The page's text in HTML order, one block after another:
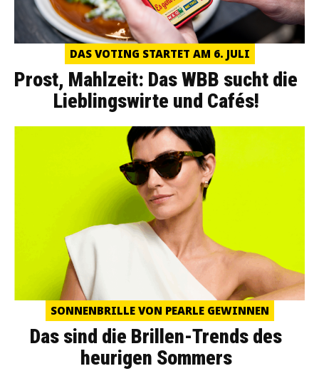
DAS VOTING STARTET AM 6. JULI
Prost, Mahlzeit: Das WBB sucht die
Lieblingswirte und Cafés!
SONNENBRILLE VON PEARLE GEWINNEN
Das sind die Brillen-Trends des
heurigen Sommers